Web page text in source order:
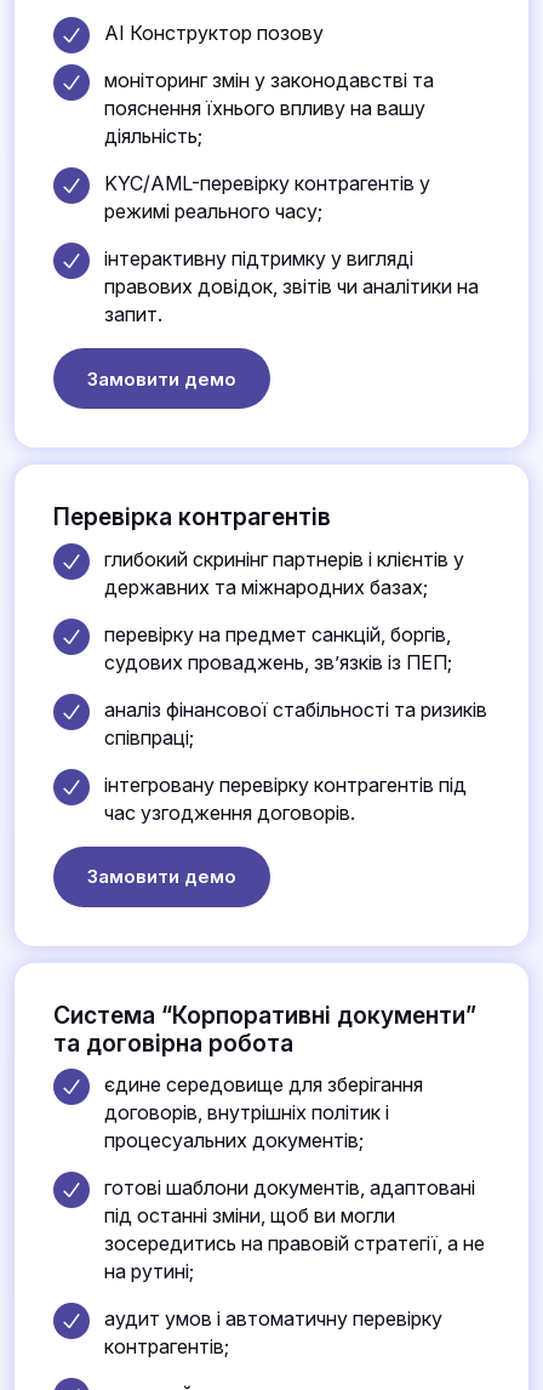
AI Конструктор позову
моніторинг змін у законодавстві та
пояснення їхнього впливу на вашу
діяльність;
KYC/AML-перевірку контрагентів у
режимі реального часу;
інтерактивну підтримку у вигляді
правових довідок, звітів чи аналітики на
запит.
Замовити демо
Перевірка контрагентів
глибокий скринінг партнерів і клієнтів у
державних та міжнародних базах;
перевірку на предмет санкцій, боргів,
судових проваджень, зв’язків із ПЕП;
аналіз фінансової стабільності та ризиків
співпраці;
інтегровану перевірку контрагентів під
час узгодження договорів.
Замовити демо
Система “Корпоративні документи”
та договірна робота
єдине середовище для зберігання
договорів, внутрішніх політик і
процесуальних документів;
готові шаблони документів, адаптовані
під останні зміни, щоб ви могли
зосередитись на правовій стратегії, а не
на рутині;
аудит умов і автоматичну перевірку
контрагентів;